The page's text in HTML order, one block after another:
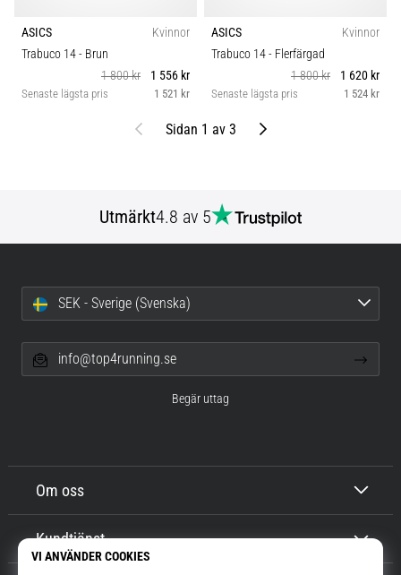
ASICS
Kvinnor
Trabuco 14- Brun
1 800 kr
1 556 kr
Senaste lägsta pris 1 521 kr
ASICS
Kvinnor
Trabuco 14- Flerfärgad
1 800 kr
1 620 kr
Senaste lägsta pris 1 524 kr
Föregående
Sidan 1 av 3 Nästa
Utmärkt4.8 av 5
Om oss
Kundtjänst
SEK - Sverige (Svenska)
info@top4running.se
Begär uttag